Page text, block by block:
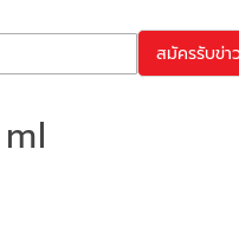
สมัครรับข่า